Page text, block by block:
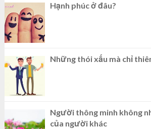
Hạnh phúc ở đâu?
Những thói xấu mà chỉ
Người thông minh không
của người khác